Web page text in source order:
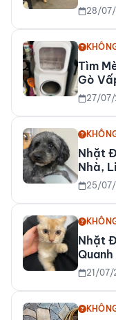
28/
Tìm
Gò
27/
Nhặt
Nhà,
25/
Nhặt
21/07/